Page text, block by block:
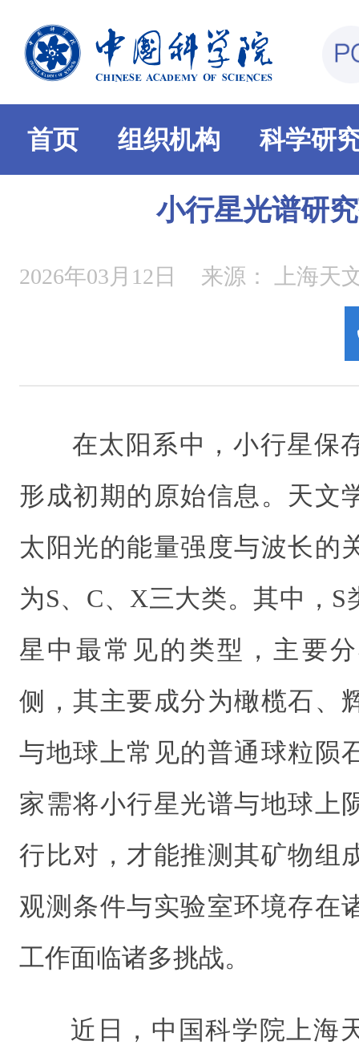
首页 组织机构 科学研
小行星光谱研
2026年03月12日 来源： 上海天
在太阳系中，小行星保
形成初期的原始信息。天文
太阳光的能量强度与波长的
为S、C、X三大类。其中，S
星中最常见的类型， 主要
侧，其主要成分为橄榄石、
与地球上常见的普通球粒陨
家需将小行星光谱与地球上
行比对，才能推测其矿物组
观测条件与实验室环境存在
工作面临诸多挑战。
近日，中国科学院上海